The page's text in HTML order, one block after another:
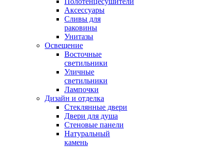
Аксессуары
Сливы для
раковины
Унитазы
Освещение
Восточные
светильники
Уличные
светильники
Лампочки
Дизайн и отделка
Стеклянные двери
Двери для душа
Стеновые панели
Натуральный
камень